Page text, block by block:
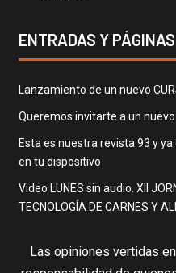
ENTRADAS Y
Lanzamiento de un nuevo
Queremos invitarte a un nuevo
Esta es nuestra revista 93 y
en tu dispositivo
Video LUNES sin audio. XII
TECNOLOGÍA DE CARNES Y
Las opiniones vertidas